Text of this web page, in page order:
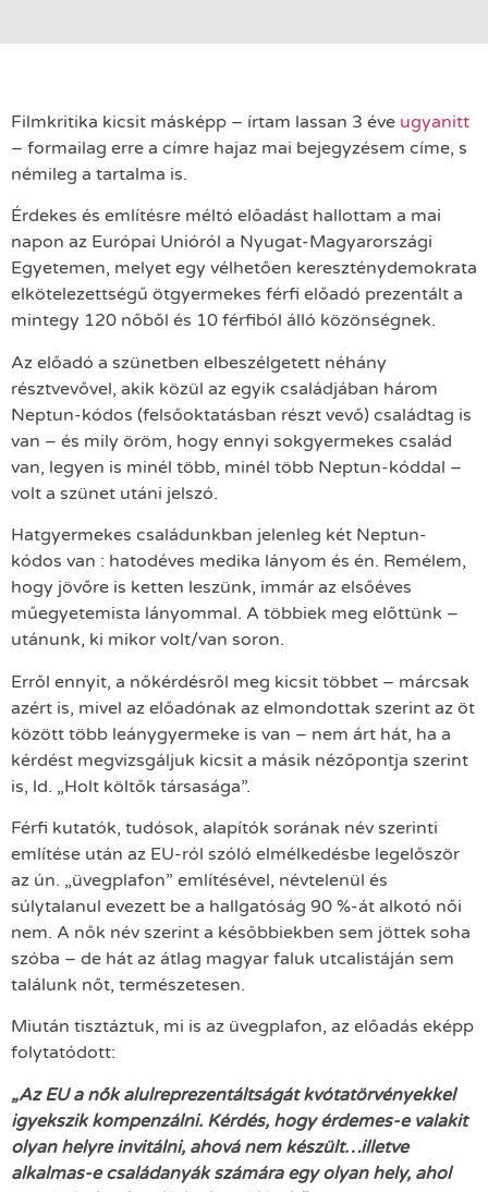
Filmkritika kicsit másképp – írtam lassan 3 éve ugyanitt
– formailag erre a címre hajaz mai bejegyzésem címe, s
némileg a tartalma is.
Érdekes és említésre méltó előadást hallottam a mai
napon az Európai Unióról a Nyugat-Magyarországi
Egyetemen, melyet egy vélhetően kereszténydemokrata
elkötelezettségű ötgyermekes férfi előadó prezentált a
mintegy 120 nőből és 10 férfiból álló közönségnek.
Az előadó a szünetben elbeszélgetett néhány
résztvevővel, akik közül az egyik családjában három
Neptun-kódos (felsőoktatásban részt vevő) családtag is
van – és mily öröm, hogy ennyi sokgyermekes család
van, legyen is minél több, minél több Neptun-kóddal –
volt a szünet utáni jelszó.
Hatgyermekes családunkban jelenleg két Neptun-
kódos van : hatodéves medika lányom és én. Remélem,
hogy jövőre is ketten leszünk, immár az elsőéves
műegyetemista lányommal. A többiek meg előttünk –
utánunk, ki mikor volt/van soron.
Erről ennyit, a nőkérdésről meg kicsit többet – márcsak
azért is, mivel az előadónak az elmondottak szerint az öt
között több leánygyermeke is van – nem árt hát, ha a
kérdést megvizsgáljuk kicsit a másik nézőpontja szerint
is, ld. „Holt költők társasága”.
Férfi kutatók, tudósok, alapítók sorának név szerinti
említése után az EU-ról szóló elmélkedésbe legelőször
az ún. „üvegplafon” említésével, névtelenül és
súlytalanul evezett be a hallgatóság 90 %-át alkotó női
nem. A nők név szerint a későbbiekben sem jöttek soha
szóba – de hát az átlag magyar faluk utcalistáján sem
találunk nőt, természetesen.
Miután tisztáztuk, mi is az üvegplafon, az előadás eképp
folytatódott:
„Az EU a nők alulreprezentáltságát kvótatörvényekkel
igyekszik kompenzálni. Kérdés, hogy érdemes-e valakit
olyan helyre invitálni, ahová nem készült…illetve
alkalmas-e családanyák számára egy olyan hely, ahol